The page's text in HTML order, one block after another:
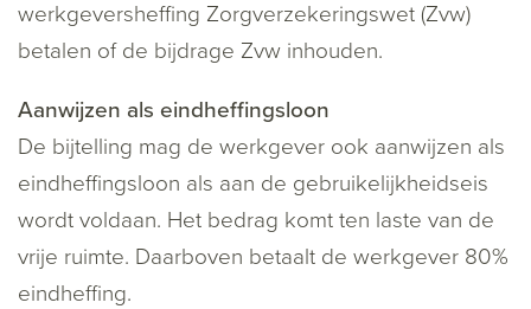
werkgeversheffing Zorgverzekeringswet (Zvw)
betalen of de bijdrage Zvw inhouden.
Aanwijzen als eindheffingsloon
De bijtelling mag de werkgever ook aanwijzen als
eindheffingsloon als aan de gebruikelijkheidseis
wordt voldaan. Het bedrag komt ten laste van de
vrije ruimte. Daarboven betaalt de werkgever 80%
eindheffing.